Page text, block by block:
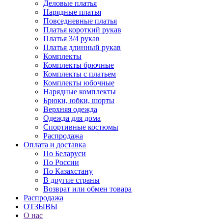
Деловые платья
Нарядные платья
Повседневные платья
Платья короткий рукав
Платья 3/4 рукав
Платья длинный рукав
Комплекты
Комплекты брючные
Комплекты с платьем
Комплекты юбочные
Нарядные комплекты
Брюки, юбки, шорты
Верхняя одежда
Одежда для дома
Спортивные костюмы
Распродажа
Оплата и доставка
По Беларуси
По России
По Казахстану
В другие страны
Возврат или обмен товара
Распродажа
ОТЗЫВЫ
О нас